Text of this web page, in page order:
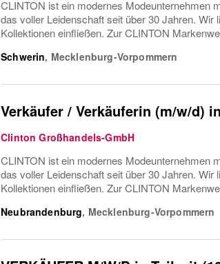
CLINTON ist ein modernes Modeunternehmen
das voller Leidenschaft seit über 30 Jahren.
Kollektionen einfließen. Zur CLINTON
Schwerin, Mecklenburg-Vorpommern
Verkäufer / Verkäuferin (m/w/d)
Clinton Großhandels-GmbH
CLINTON ist ein modernes Modeunternehmen
das voller Leidenschaft seit über 30 Jahren.
Kollektionen einfließen. Zur CLINTON
Neubrandenburg, Mecklenburg-Vorpommern